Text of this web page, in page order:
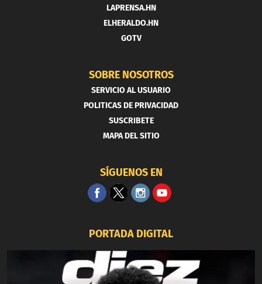
LAPRENSA.HN
ELHERALDO.HN
GOTV
SOBRE NOSOTROS
SERVICIO AL USUARIO
POLITICAS DE PRIVACIDAD
SUSCRIBETE
MAPA DEL SITIO
SÍGUENOS EN
PORTADA DIGITAL